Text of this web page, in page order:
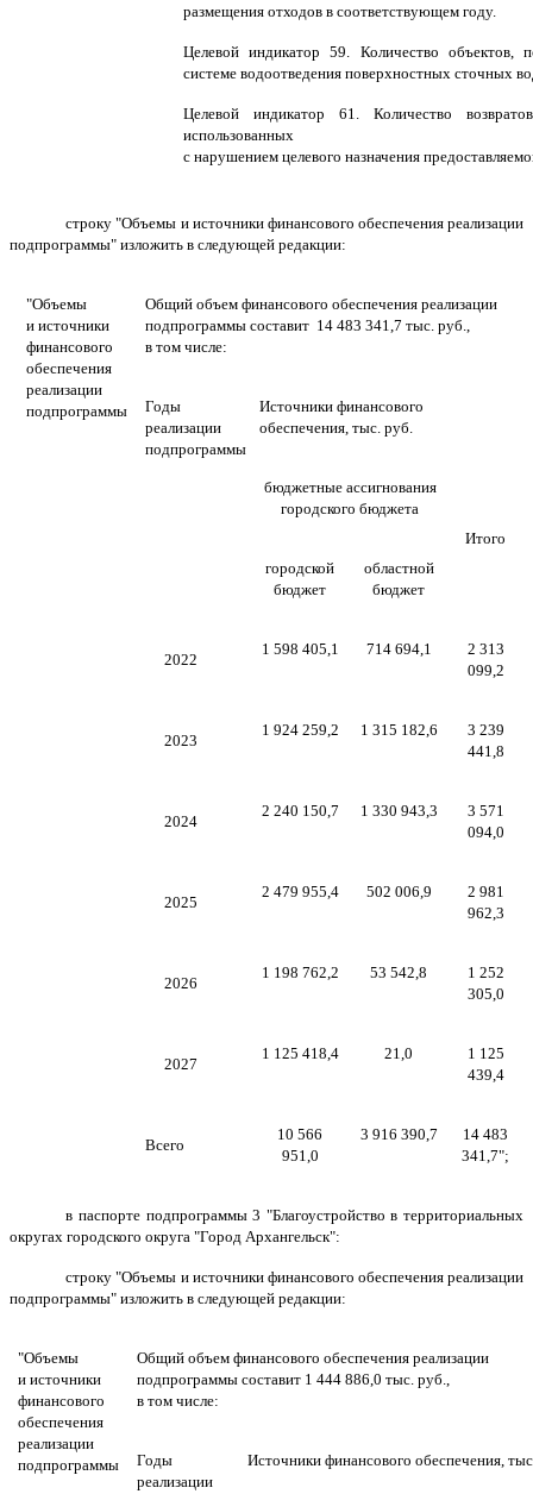
размещения отходов в соответствующем году.
Целевой индикатор 59. Количество объектов,
системе водоотведения поверхностных сточных
Целевой индикатор 61. Количество
использованных
с нарушением целевого назначения
строку "Объемы и источники финансового обеспечения реализации
подпрограммы" изложить в следующей редакции:
"Объемы
и источники
финансового
обеспечения
реализации
подпрограммы
Общий объем финансового обеспечения реализации
подпрограммы составит 14 483 341,7 тыс. руб.,
в том числе:
Годы
реализации
подпрограммы
Источники финансового
обеспечения, тыс. руб.
бюджетные ассигнования
городского бюджета
Итого
городской
бюджет
областной
бюджет
2022
1 598 405,1 714 694,1
2 313
099,2
2023
1 924 259,2 1 315 182,6
3 239
441,8
2024
2 240 150,7 1 330 943,3
3 571
094,0
2025
2 479 955,4 502 006,9
2 981
962,3
2026
1 198 762,2 53 542,8
1 252
305,0
2027
1 125 418,4 21,0
1 125
439,4
Всего
10 566
951,0
3 916 390,7
14 483
341,7";
в паспорте подпрограммы 3 "Благоустройство в территориальных
округах городского округа "Город Архангельск":
строку "Объемы и источники финансового обеспечения реализации
подпрограммы" изложить в следующей редакции:
"Объемы
и источники
финансового
обеспечения
реализации
подпрограммы
Общий объем финансового обеспечения реализации
подпрограммы составит 1 444 886,0 тыс. руб.,
в том числе:
Годы
реализации
Источники финансового обеспечения,